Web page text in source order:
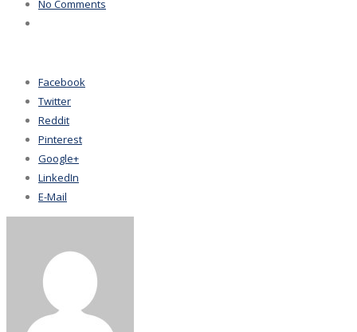
No Comments
Facebook
Twitter
Reddit
Pinterest
Google+
LinkedIn
E-Mail